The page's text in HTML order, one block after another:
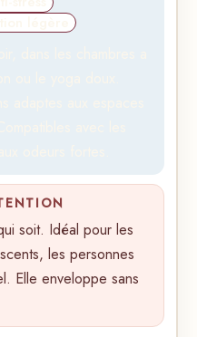
soit. Idéal pour les
les personnes
Elle enveloppe sans